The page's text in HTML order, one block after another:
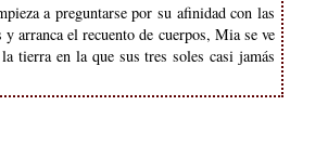
a preguntarse por su afinidad con las
arranca el recuento de cuerpos, Mia se ve
tierra en la que sus tres soles casi jamás